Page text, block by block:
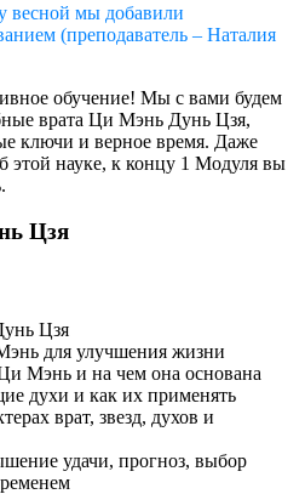
весной мы добавили
(преподаватель – Наталия
обучение! Мы с вами будем
врата Ци Мэнь Дунь Цзя,
ключи и верное время. Даже
этой науке, к концу 1 Модуля вы
Цзя
Цзя
для улучшения жизни
Мэнь и на чем она основана
духи и как их применять
врат, звезд, духов и
удачи, прогноз, выбор